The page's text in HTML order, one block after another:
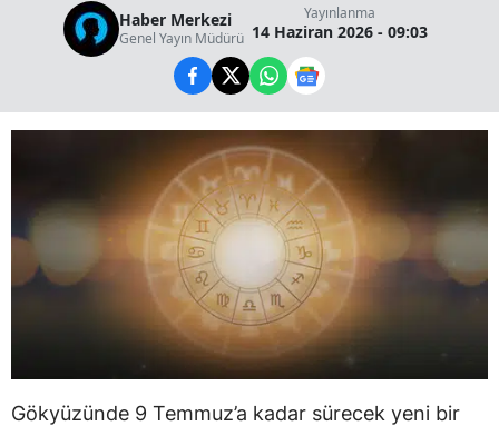
Haber Merkezi
Genel Yayın Müdürü
Yayınlanma
14 Haziran 2026 - 09:03
Gökyüzünde 9 Temmuz’a kadar sürecek yeni bir